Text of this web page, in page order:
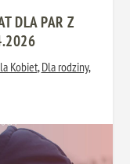
DLA PAR Z
Kobiet,Dla rodziny,